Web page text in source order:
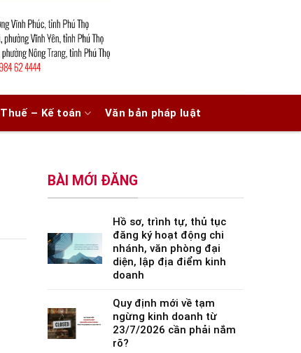
Thuế – Kế toán Văn bản pháp luật
BÀI MỚI ĐĂNG
Hồ sơ, trình tự, thủ tục
đăng ký hoạt động chi
nhánh, văn phòng đại
diện, lập địa điểm kinh
doanh
Quy định mới về tạm
ngừng kinh doanh từ
23/7/2026 cần phải nắm
rõ?